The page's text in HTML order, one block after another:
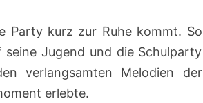
Party kurz zur Ruhe kommt. So
Jugend und die Schulparty
verlangsamten Melodien der
erlebte.